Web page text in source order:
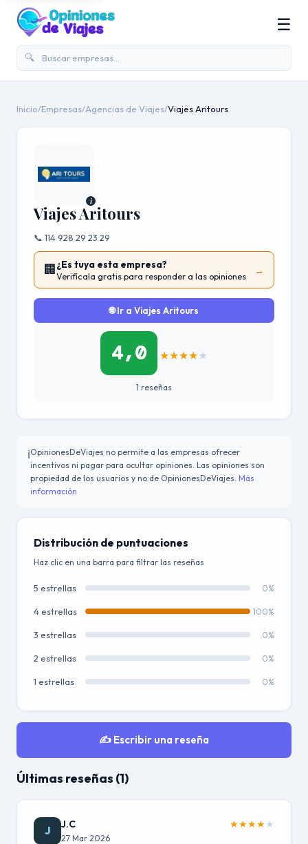
🔍
☰
Inicio/Empresas/Agencias de Viajes/Viajes Aritours
i
Viajes Aritours
📞 114 928 29 23 29
🏢¿Es tuya esta empresa?
Verifícala gratis para responder a las opiniones
→
🌐 Ir a Viajes Aritours
4,0 ★★★★★
1 reseñas
ℹ️OpinionesDeViajes no permite a las empresas ofrecer
incentivos ni pagar para ocultar opiniones. Las opiniones son
propiedad de los usuarios y no de OpinionesDeViajes. Más
información
Distribución de puntuaciones
Haz clic en una barra para filtrar las reseñas
5 estrellas 0%
4 estrellas 100%
3 estrellas 0%
2 estrellas 0%
1 estrellas 0%
✍️ Escribir una reseña
Últimas reseñas (1)
J J.C
27 Mar 2026
★★★★★